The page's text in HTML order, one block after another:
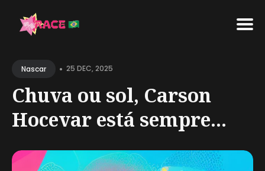
for
Blog
Nascar • 25 DEC, 2025
Chuva ou sol, Carson
Hocevar está sempre...